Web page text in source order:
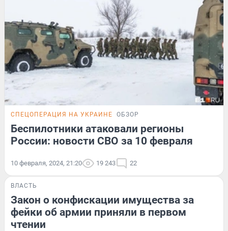
СПЕЦОПЕРАЦИЯ НА УКРАИНЕ ОБЗОР
Беспилотники атаковали регионы
России: новости СВО за 10 февраля
10 февраля, 2024, 21:20 19 243 22
ВЛАСТЬ
Закон о конфискации имущества за
фейки об армии приняли в первом
чтении